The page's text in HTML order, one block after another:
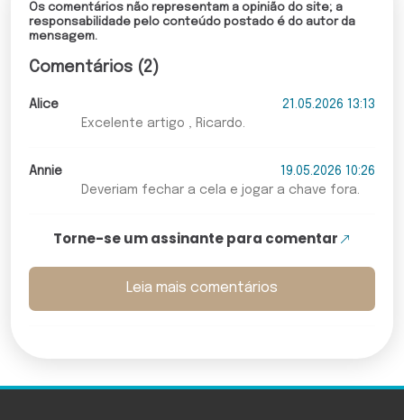
Os comentários não representam a opinião do site; a
responsabilidade pelo conteúdo postado é do autor da
mensagem.
Comentários (2)
Alice
21.05.2026 13:13
Excelente artigo , Ricardo.
Annie
19.05.2026 10:26
Deveriam fechar a cela e jogar a chave fora.
Torne-se um assinante para comentar
Leia mais comentários